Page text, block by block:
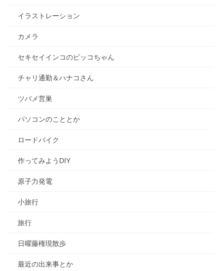
イラストレーション
カメラ
セキセイインコのピッコちゃん
チャリ通勤＆ハナコさん
ツバメ営巣
パソコンのこととか
ロードバイク
作ってみようDIY
原子力発電
小旅行
旅行
日曜藤権現散歩
最近の出来事とか